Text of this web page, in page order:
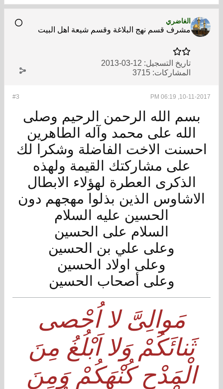
الغاضري
مشرف قسم نهج البلاغة وقسم شيعة اهل البيت
تاريخ التسجيل: 12-03-2013
المشاركات: 3715
#3 10-11-2017, 06:19 PM
بسم الله الرحمن الرحيم وصلى
الله على محمد وآله الطاهرين
احسنت الاخت الفاضلة وشكرا لك
على مشاركتك القيمة ولهذه
الذكرى العطرة لهؤلاء الابطال
الاشاوس الذين بذلوا مهجهم دون
الحسين عليه السلام
السلام على الحسين
وعلى علي بن الحسين
وعلى اولاد الحسين
وعلى أصحاب الحسين
مَوالِىَّ لا اُحْصى
ثَنائَكُمْ وَلا اَبْلُغُ مِنَ
الْمَدْحِ كُنْهَكُمْ وَمِنَ